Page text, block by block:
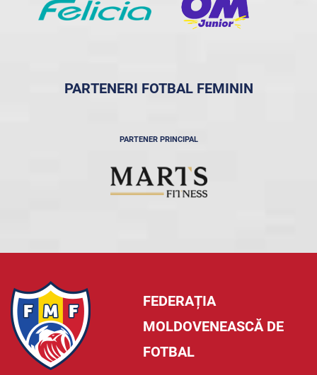
PARTENERI FOTBAL FEMININ
PARTENER PRINCIPAL
FEDERAȚIA
MOLDOVENEASCĂ DE
FOTBAL